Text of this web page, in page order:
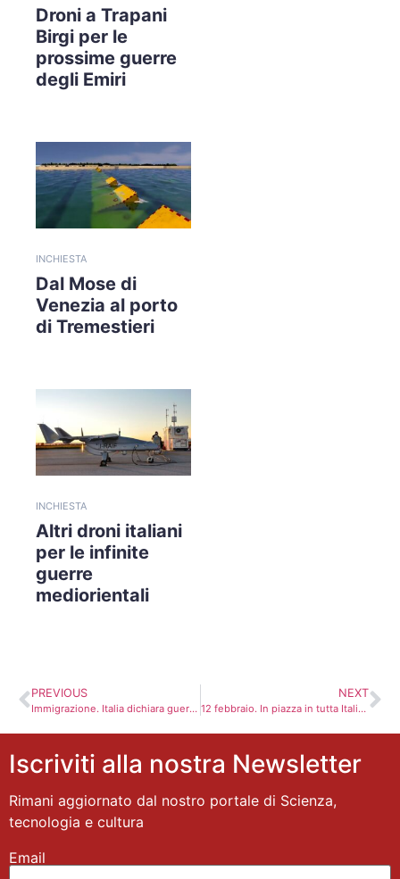
Droni a Trapani
Birgi per le
prossime guerre
degli Emiri
INCHIESTA
Dal Mose di
Venezia al porto
di Tremestieri
INCHIESTA
Altri droni italiani
per le infinite
guerre
mediorientali
PREVIOUS
Immigrazione. Italia dichiara guerra ai migranti con i radar d’Israele
NEXT
12 febbraio. In piazza in tutta Italia per chiedere le dimissioni di Berlusconi.
Iscriviti alla nostra Newsletter
Rimani aggiornato dal nostro portale di Scienza,
tecnologia e cultura
Email